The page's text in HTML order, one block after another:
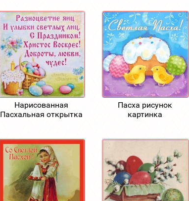
Нарисованная
Пасхальная открытка
Пасха рисунок
картинка